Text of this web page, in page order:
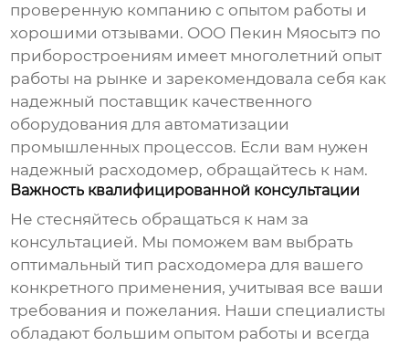
проверенную компанию с опытом работы и
хорошими отзывами. ООО Пекин Мяосытэ по
приборостроениям имеет многолетний опыт
работы на рынке и зарекомендовала себя как
надежный поставщик качественного
оборудования для автоматизации
промышленных процессов. Если вам нужен
надежный расходомер, обращайтесь к нам.
Важность квалифицированной консультации
Не стесняйтесь обращаться к нам за
консультацией. Мы поможем вам выбрать
оптимальный тип расходомера для вашего
конкретного применения, учитывая все ваши
требования и пожелания. Наши специалисты
обладают большим опытом работы и всегда